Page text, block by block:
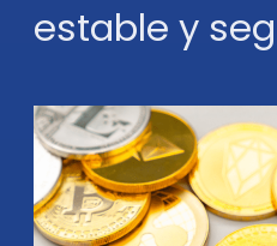
estable y